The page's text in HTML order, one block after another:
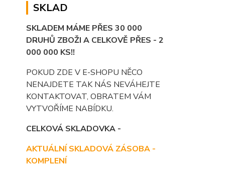
SKLAD
SKLADEM MÁME PŘES 30 000
DRUHŮ ZBOŽI A CELKOVĚ PŘES - 2
000 000 KS!!
POKUD ZDE V E-SHOPU NĚCO
NENAJDETE TAK NÁS NEVÁHEJTE
KONTAKTOVAT, OBRATEM VÁM
VYTVOŘÍME NABÍDKU.
CELKOVÁ SKLADOVKA -
AKTUÁLNÍ SKLADOVÁ ZÁSOBA -
KOMPLENÍ